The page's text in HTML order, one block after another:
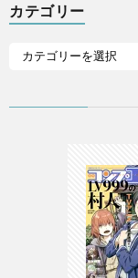
カテゴリー